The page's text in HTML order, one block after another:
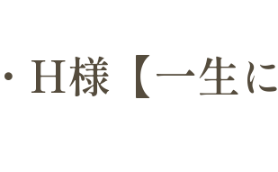
H様【一生